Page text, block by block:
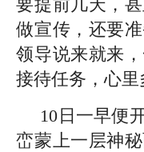
要提前几天，
做宣传，还要
领导说来就来
接待任务，心
10日一早便
峦蒙上一层神